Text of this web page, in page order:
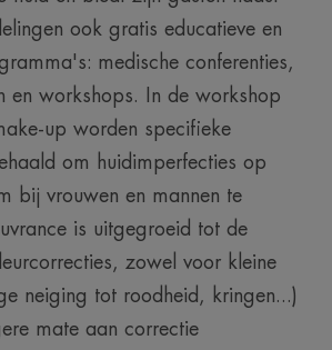
ook gratis educatieve en
medische conferenties,
en workshops. In de workshop
up worden specifieke
om huidimperfecties op
bij vrouwen en mannen te
is uitgegroeid tot de
zowel voor kleine
neiging tot roodheid, kringen...)
mate aan correctie